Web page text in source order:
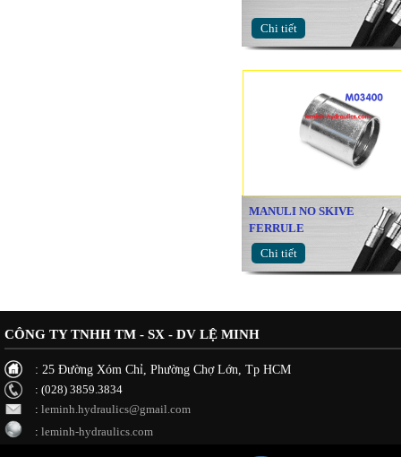
Chi tiết
MANULI NO SKIVE
FERRULE
Chi tiết
CÔNG TY TNHH TM - SX - DV LỆ MINH
: 25 Đường Xóm Chỉ, Phường Chợ Lớn, Tp HCM
: (028) 3859.3834
: leminh.hydraulics@gmail.com
: leminh-hydraulics.com